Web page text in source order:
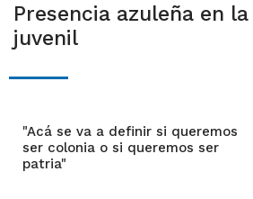
Presencia azuleña en
juvenil
"Acá se va a definir si queremos
ser colonia o si queremos ser
patria"